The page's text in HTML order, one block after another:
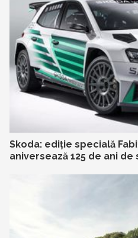
Skoda: ediție specială
aniversează 125 de ani